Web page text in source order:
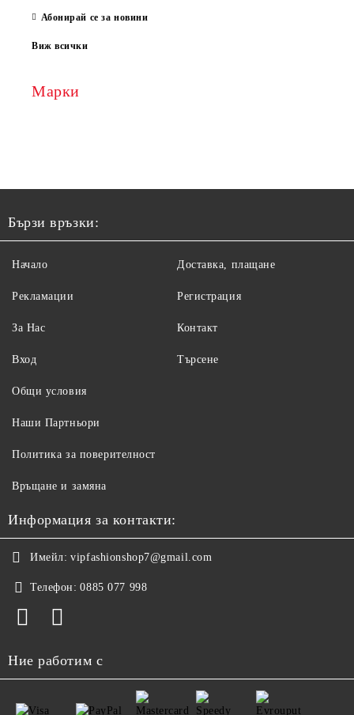
Абонирай се за новини
Виж всички
Марки
Бързи връзки:
Начало
Рекламации
За Нас
Вход
Доставка, плащане
Регистрация
Контакт
Търсене
Общи условия
Наши Партньори
Политика за поверителност
Връщане и замяна
Информация за контакти:
Имейл: vipfashionshop7@gmail.com
Телефон: 0885 077 998
Ние работим с